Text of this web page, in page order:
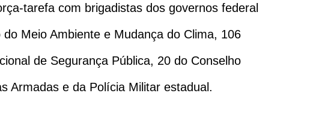
tarefa com brigadistas dos governos federal
Meio Ambiente e Mudança do Clima, 106
de Segurança Pública, 20 do Conselho
Armadas e da Polícia Militar estadual.